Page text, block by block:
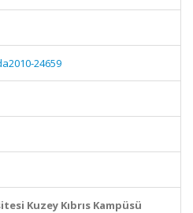
24659
Kuzey Kıbrıs Kampüsü